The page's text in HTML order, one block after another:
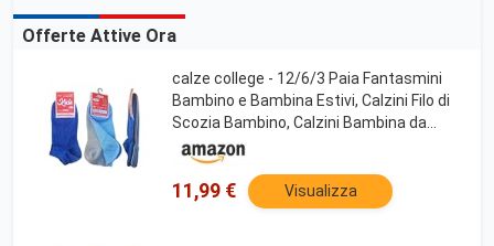
Offerte Attive Ora
calze college - 12/6/3 Paia Fantasmini
Bambino e Bambina Estivi, Calzini Filo di
Scozia Bambino, Calzini Bambina da
Sotto alla Caviglia (6 Paia Colori Bimbo, 6-
8 Anni N.29-33)
11,99 € Visualizza